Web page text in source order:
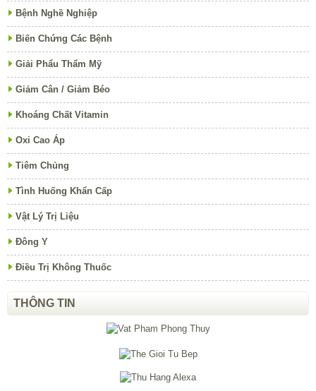
Bệnh Nghề Nghiệp
Biến Chứng Các Bệnh
Giải Phẩu Thẩm Mỹ
Giảm Cân / Giảm Béo
Khoáng Chất Vitamin
Oxi Cao Áp
Tiêm Chủng
Tình Huống Khẩn Cấp
Vật Lý Trị Liệu
Đông Y
Điều Trị Không Thuốc
THÔNG TIN